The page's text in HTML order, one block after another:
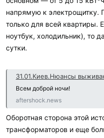
напрямую к электрощитку.
только для всей квартиры.
ноутбук, холодильник), то
сутки.
31.01.Киев.Нюансы выживания в "ледниковом периоде" и
Всем доброй ночи!
aftershock.news
Оборотная сторона этой
трансформаторов и еще